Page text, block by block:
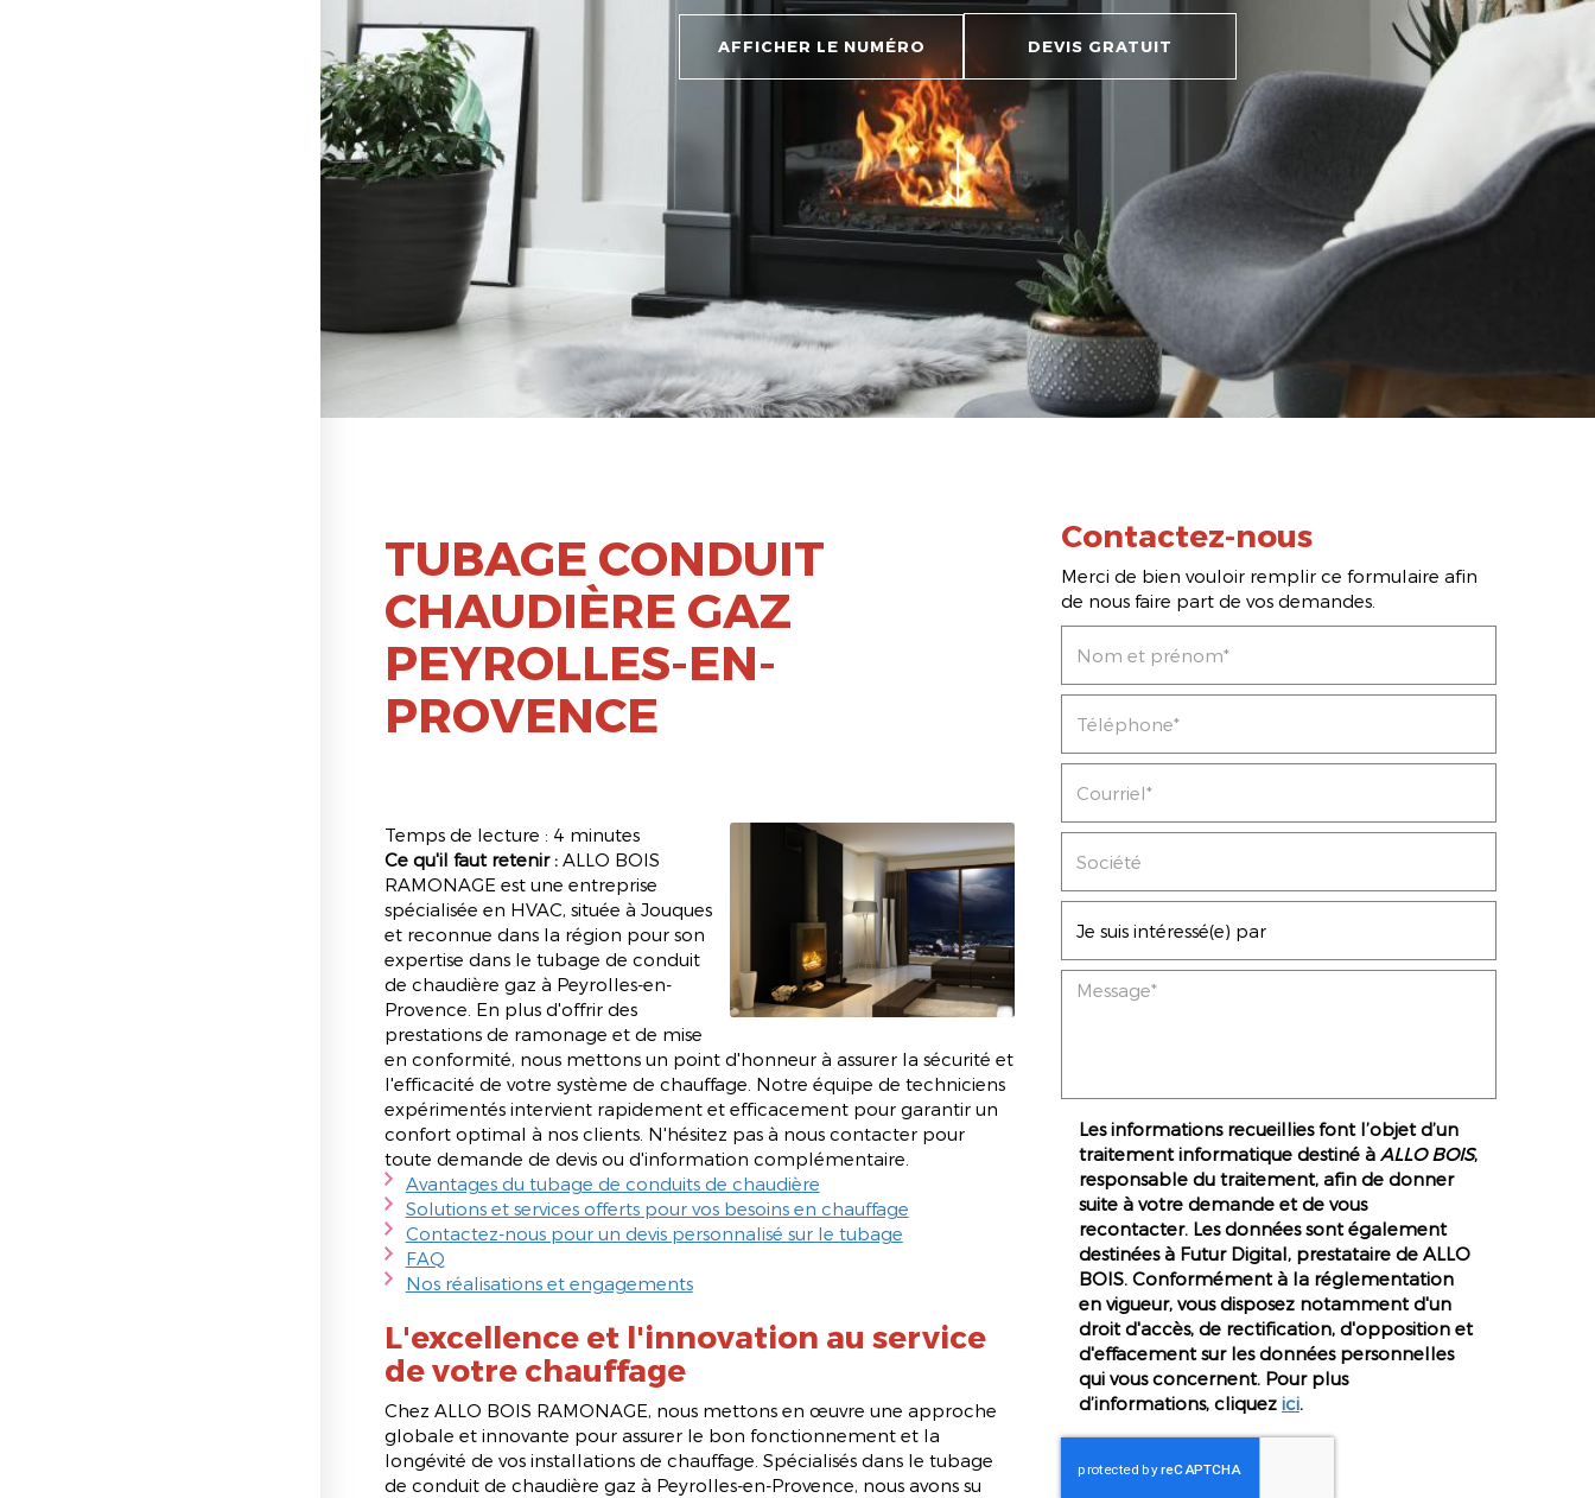
AFFICHER LE NUMÉRO DEVIS GRATUIT
TUBAGE CONDUIT
CHAUDIÈRE GAZ
PEYROLLES-EN-
PROVENCE
Temps de lecture : 4 minutes
Ce qu'il faut retenir :ALLO BOIS
RAMONAGE est une entreprise
spécialisée en HVAC, située à Jouques
et reconnue dans la région pour son
expertise dans le tubage de conduit
de chaudière gaz à Peyrolles-en-
Provence. En plus d'offrir des
prestations de ramonage et de mise
en conformité, nous mettons un point d'honneur à assurer la sécurité et
l'efficacité de votre système de chauffage. Notre équipe de techniciens
expérimentés intervient rapidement et efficacement pour garantir un
confort optimal à nos clients. N'hésitez pas à nous contacter pour
toute demande de devis ou d'information complémentaire.
Avantages du tubage de conduits de chaudière
Solutions et services offerts pour vos besoins en chauffage
Contactez-nous pour un devis personnalisé sur le tubage
FAQ
Nos réalisations et engagements
L'excellence et l'innovation au service
de votre chauffage
Chez ALLO BOIS RAMONAGE, nous mettons en œuvre une approche
globale et innovante pour assurer le bon fonctionnement et la
longévité de vos installations de chauffage. Spécialisés dans le tubage
de conduit de chaudière gaz à Peyrolles-en-Provence, nous avons su
Contactez-nous
Merci de bien vouloir remplir ce formulaire afin
de nous faire part de vos demandes.
Les informations recueillies font l’objet d’un
traitement informatique destiné àALLO BOIS,
responsable du traitement, afin de donner
suite à votre demande et de vous
recontacter. Les données sont également
destinées à Futur Digital, prestataire de ALLO
BOIS. Conformément à la réglementation
en vigueur, vous disposez notamment d'un
droit d'accès, de rectification, d'opposition et
d'effacement sur les données personnelles
qui vous concernent. Pour plus
d’informations, cliquez ici.